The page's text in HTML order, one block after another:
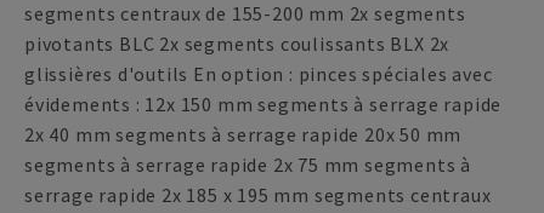
segments centraux de 155-200 mm 2x segments
pivotants BLC 2x segments coulissants BLX 2x
glissières d'outils En option : pinces spéciales avec
évidements : 12x 150 mm segments à serrage rapide
2x 40 mm segments à serrage rapide 20x 50 mm
segments à serrage rapide 2x 75 mm segments à
serrage rapide 2x 185 x 195 mm segments centraux